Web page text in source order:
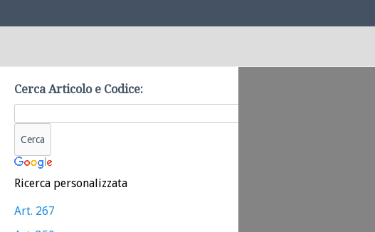
Cerca Articolo e Codice:
Ricerca personalizzata
Art. 267